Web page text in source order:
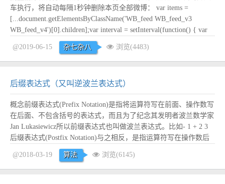
车执行，将自动每隔1秒钟删除本页全部微博： var items =
[...document.getElementsByClassName('WB_feed WB_feed_v3
WB_feed_v4')[0].children];var interval = setInterval(function() { var
阅读全文
@2019-06-15
杂七杂八 浏览(4483)
后缀表达式（又叫逆波兰表达式）
概念前缀表达式(Prefix Notation)是指将运算符写在前面、操作数写
在后面、不包含括号的表达式，而且为了纪念其发明者波兰数学家
Jan Lukasiewicz所以前缀表达式也叫做波兰表达式。比如- 1 + 2 3
后缀表达式(Postfix Notation)与之相反，是指运算符写在操作数后
面的不含括号的算术表达式，也叫做逆波兰表达式。比如1 2 3 + -
中缀表达式(Infix N...阅读全文
@2018-03-19 算法 浏览(6145)